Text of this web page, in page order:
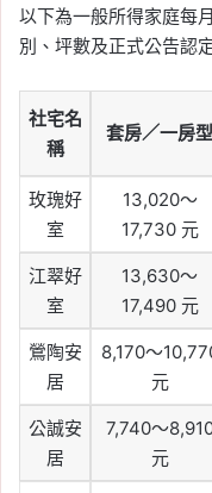
以下為一般所得家庭每
別、坪數及正式公告認
社宅名
稱
套房／一房型
玫瑰好
室
13,020～
17,730 元
江翠好
室
13,630～
17,490 元
鶯陶安
居
8,170～
元
公誠安
居
7,740～
元